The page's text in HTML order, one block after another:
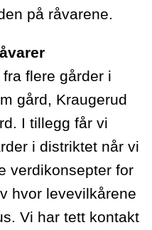
på råvarene.
flere gårder i
gård, Kraugerud
I tillegg får vi
i distriktet når vi
verdikonsepter for
hvor levevilkårene
Vi har tett kontakt